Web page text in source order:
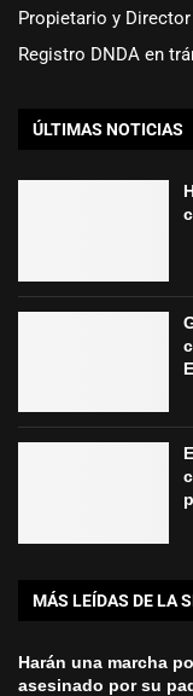
Propietario y
Registro DNDA en
ÚLTIMAS NOTICIAS
MÁS LEÍDAS DE LA
Harán una marcha
asesinado por su